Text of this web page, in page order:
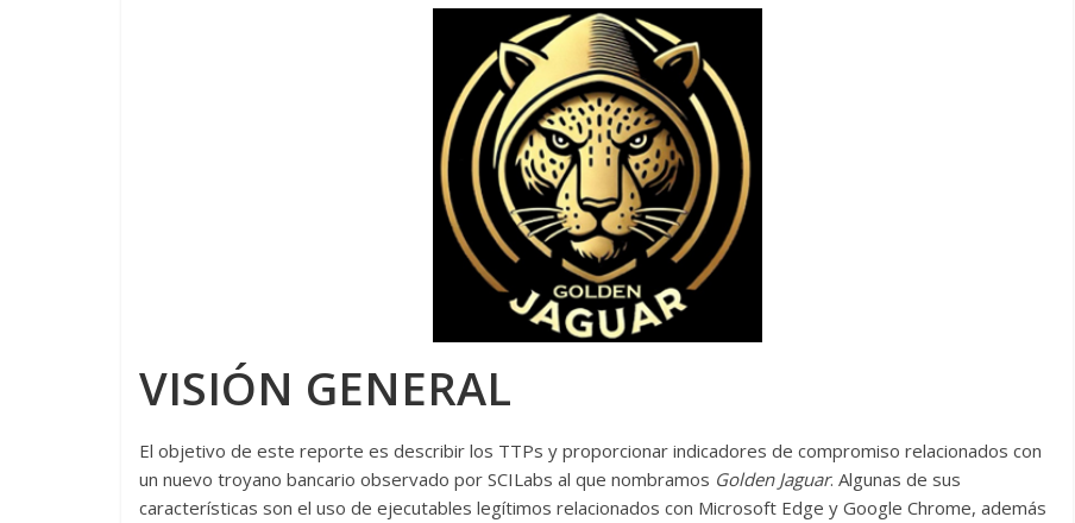
VISIÓN GENERAL
El objetivo de este reporte es describir los TTPs y proporcionar indicadores de compromiso relacionados con
un nuevo troyano bancario observado por SCILabs al que nombramos Golden Jaguar. Algunas de sus
características son el uso de ejecutables legítimos relacionados con Microsoft Edge y Google Chrome, además